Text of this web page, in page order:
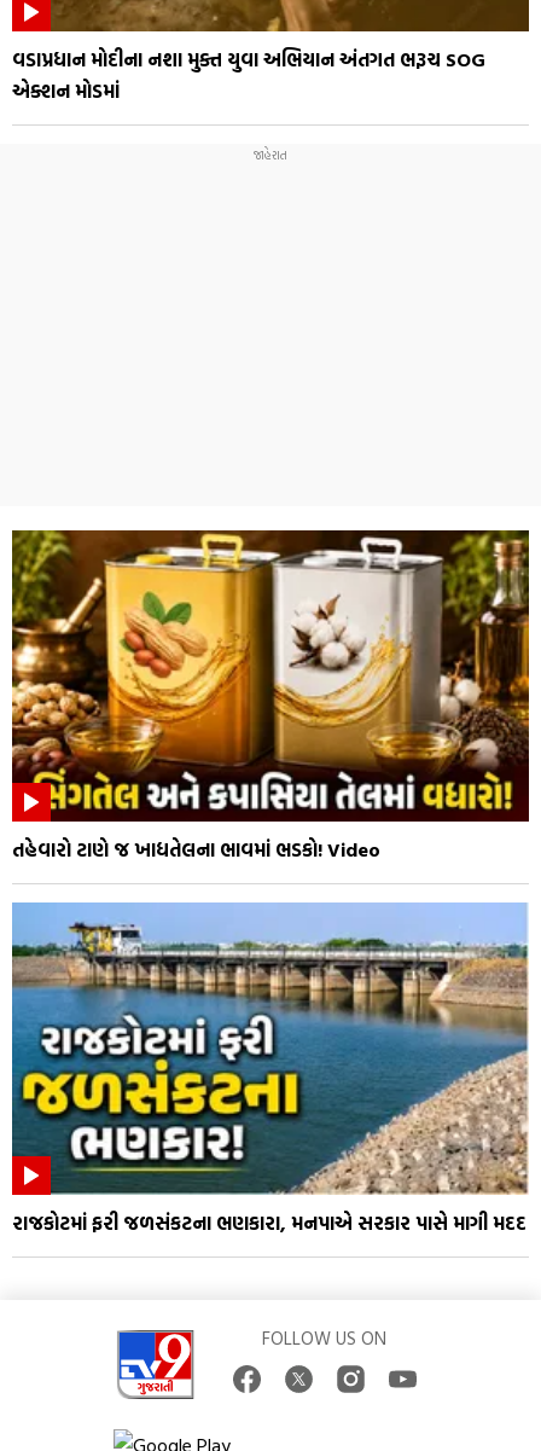
વડાપ્રધાન મોદીના નશા મુક્ત યુવા અભિયાન અંતગત ભરૂચ SOG
એક્શન મોડમાં
તહેવારો ટાણે જ ખાદ્યતેલના ભાવમાં ભડકો! Video
રાજકોટમાં ફરી જળસંકટના ભણકારા, મનપાએ સરકાર પાસે માગી મદદ
FOLLOW US ON